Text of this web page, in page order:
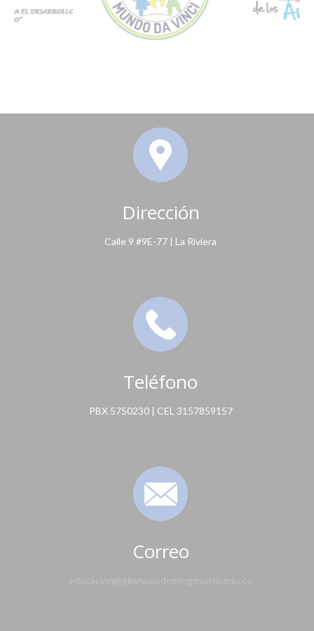
Dirección
Calle 9 #9E-77 | La Riviera
Teléfono
PBX 5750230 | CEL 3157859157
Correo